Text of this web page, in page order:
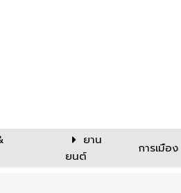
ยาน
ยนต์
การเมือง